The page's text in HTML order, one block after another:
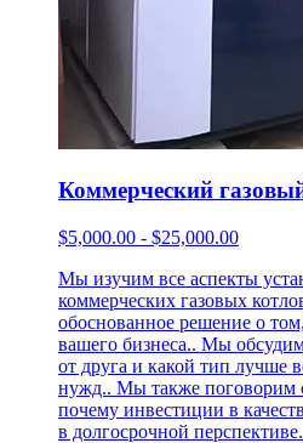
Коммерческий
$5,000.00 - $25,000.00
Мы изучим все аспекты
коммерческих газовых
обоснованное решение о
вашего бизнеса.. Мы
от друга и какой тип лучше
нужд.. Мы также поговорим
почему инвестиции в
в долгосрочной